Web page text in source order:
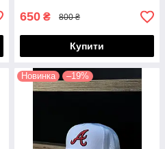
650 ₴ 800 ₴
Купити
Новинка –19%